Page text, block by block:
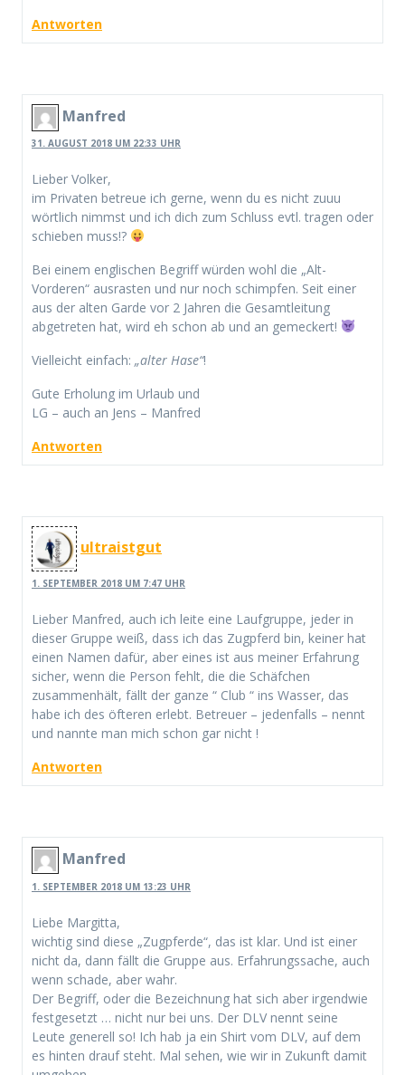
Antworten
Manfred
31. AUGUST 2018 UM 22:33 UHR
Lieber Volker,
im Privaten betreue ich gerne, wenn du es nicht zuuu
wörtlich nimmst und ich dich zum Schluss evtl. tragen oder
schieben muss!?
Bei einem englischen Begriff würden wohl die „Alt-
Vorderen“ ausrasten und nur noch schimpfen. Seit einer
aus der alten Garde vor 2 Jahren die Gesamtleitung
abgetreten hat, wird eh schon ab und an gemeckert!
Vielleicht einfach: „alter Hase“!
Gute Erholung im Urlaub und
LG – auch an Jens – Manfred
Antworten
ultraistgut
1. SEPTEMBER 2018 UM 7:47 UHR
Lieber Manfred, auch ich leite eine Laufgruppe, jeder in
dieser Gruppe weiß, dass ich das Zugpferd bin, keiner hat
einen Namen dafür, aber eines ist aus meiner Erfahrung
sicher, wenn die Person fehlt, die die Schäfchen
zusammenhält, fällt der ganze “ Club “ ins Wasser, das
habe ich des öfteren erlebt. Betreuer – jedenfalls – nennt
und nannte man mich schon gar nicht !
Antworten
Manfred
1. SEPTEMBER 2018 UM 13:23 UHR
Liebe Margitta,
wichtig sind diese „Zugpferde“, das ist klar. Und ist einer
nicht da, dann fällt die Gruppe aus. Erfahrungssache, auch
wenn schade, aber wahr.
Der Begriff, oder die Bezeichnung hat sich aber irgendwie
festgesetzt … nicht nur bei uns. Der DLV nennt seine
Leute generell so! Ich hab ja ein Shirt vom DLV, auf dem
es hinten drauf steht. Mal sehen, wie wir in Zukunft damit